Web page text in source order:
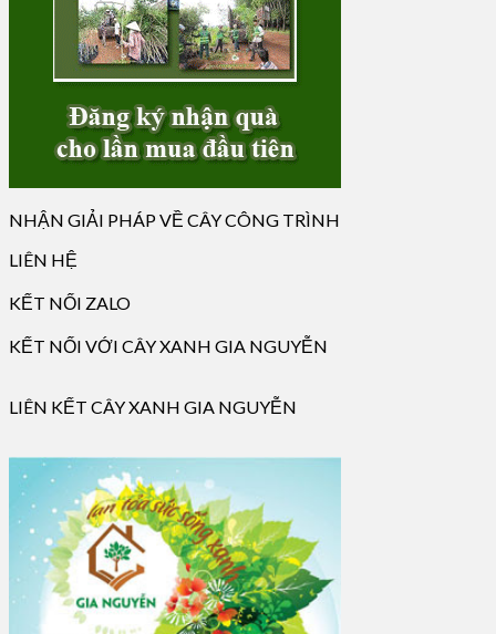
NHẬN GIẢI PHÁP VỀ CÂY CÔNG TRÌNH
LIÊN HỆ
KẾT NỐI ZALO
KẾT NỐI VỚI CÂY XANH GIA NGUYỄN
LIÊN KẾT CÂY XANH GIA NGUYỄN